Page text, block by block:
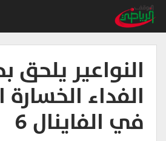
النواعير يلحق
الفداء الخسارة
في الفاينال 6